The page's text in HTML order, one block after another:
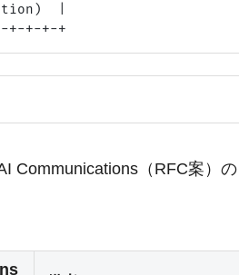
|
Communications（RFC案）の